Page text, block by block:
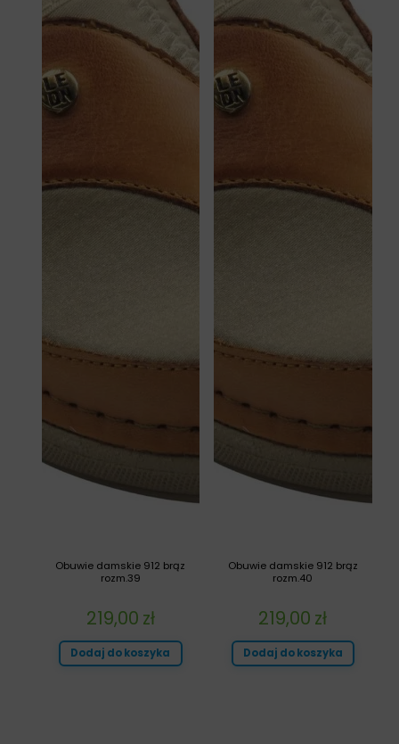
Obuwie damskie 912 brąz
rozm.40
219,00 zł
Dodaj do koszyka
Obuwie damskie 912 brąz
rozm.39
219,00 zł
Dodaj do koszyka